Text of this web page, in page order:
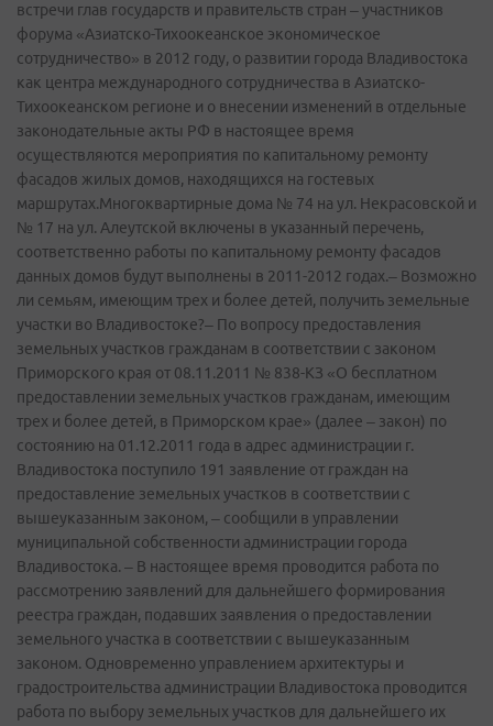
встречи глав государств и правительств стран – участников
форума «Азиатско-Тихоокеанское экономическое
сотрудничество» в 2012 году, о развитии города Владивостока
как центра международного сотрудничества в Азиатско-
Тихоокеанском регионе и о внесении изменений в отдельные
законодательные акты РФ в настоящее время
осуществляются мероприятия по капитальному ремонту
фасадов жилых домов, находящихся на гостевых
маршрутах.Многоквартирные дома № 74 на ул. Некрасовской и
№ 17 на ул. Алеутской включены в указанный перечень,
соответственно работы по капитальному ремонту фасадов
данных домов будут выполнены в 2011-2012 годах.– Возможно
ли семьям, имеющим трех и более детей, получить земельные
участки во Владивостоке?– По вопросу предоставления
земельных участков гражданам в соответствии с законом
Приморского края от 08.11.2011 № 838-КЗ «О бесплатном
предоставлении земельных участков гражданам, имеющим
трех и более детей, в Приморском крае» (далее – закон) по
состоянию на 01.12.2011 года в адрес администрации г.
Владивостока поступило 191 заявление от граждан на
предоставление земельных участков в соответствии с
вышеуказанным законом, – сообщили в управлении
муниципальной собственности администрации города
Владивостока. – В настоящее время проводится работа по
рассмотрению заявлений для дальнейшего формирования
реестра граждан, подавших заявления о предоставлении
земельного участка в соответствии с вышеуказанным
законом. Одновременно управлением архитектуры и
градостроительства администрации Владивостока проводится
работа по выбору земельных участков для дальнейшего их